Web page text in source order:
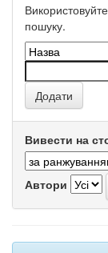
пошуку.
Вивести на
Автори